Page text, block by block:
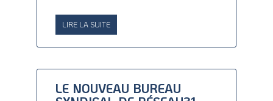
LIRE LA SUITE
LE NOUVEAU BUREAU